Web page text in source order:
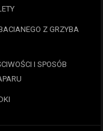
Z GRZYBA
I SPOSÓB